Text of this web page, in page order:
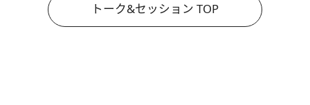
トーク&セッション TOP